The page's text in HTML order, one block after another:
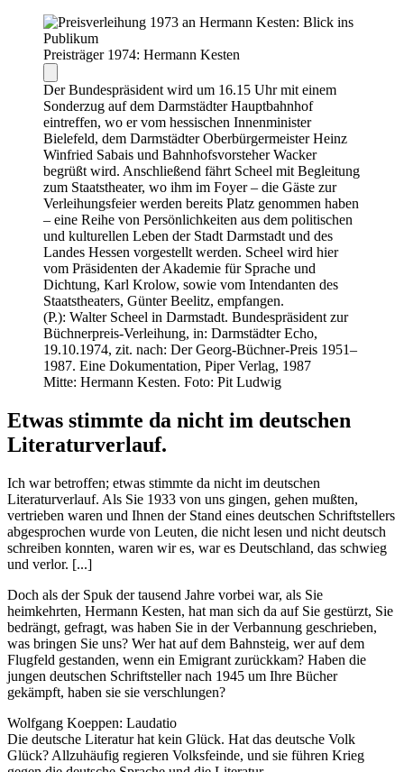
Preisträger 1974: Hermann Kesten
Der Bundespräsident wird um 16.15 Uhr mit einem
Sonderzug auf dem Darmstädter Hauptbahnhof
eintreffen, wo er vom hessischen Innenminister
Bielefeld, dem Darmstädter Oberbürgermeister Heinz
Winfried Sabais und Bahnhofsvorsteher Wacker
begrüßt wird. Anschließend fährt Scheel mit Begleitung
zum Staatstheater, wo ihm im Foyer – die Gäste zur
Verleihungsfeier werden bereits Platz genommen haben
– eine Reihe von Persönlichkeiten aus dem politischen
und kulturellen Leben der Stadt Darmstadt und des
Landes Hessen vorgestellt werden. Scheel wird hier
vom Präsidenten der Akademie für Sprache und
Dichtung, Karl Krolow, sowie vom Intendanten des
Staatstheaters, Günter Beelitz, empfangen.
(P.): Walter Scheel in Darmstadt. Bundespräsident zur
Büchnerpreis-Verleihung, in: Darmstädter Echo,
19.10.1974, zit. nach: Der Georg-Büchner-Preis 1951–
1987. Eine Dokumentation, Piper Verlag, 1987
Mitte: Hermann Kesten. Foto: Pit Ludwig
Etwas stimmte da nicht im deutschen
Literaturverlauf.
Ich war betroffen; etwas stimmte da nicht im deutschen
Literaturverlauf. Als Sie 1933 von uns gingen, gehen mußten,
vertrieben waren und Ihnen der Stand eines deutschen Schriftstellers
abgesprochen wurde von Leuten, die nicht lesen und nicht deutsch
schreiben konnten, waren wir es, war es Deutschland, das schwieg
und verlor. [...]
Doch als der Spuk der tausend Jahre vorbei war, als Sie
heimkehrten, Hermann Kesten, hat man sich da auf Sie gestürzt, Sie
bedrängt, gefragt, was haben Sie in der Verbannung geschrieben,
was bringen Sie uns? Wer hat auf dem Bahnsteig, wer auf dem
Flugfeld gestanden, wenn ein Emigrant zurückkam? Haben die
jungen deutschen Schriftsteller nach 1945 um Ihre Bücher
gekämpft, haben sie sie verschlungen?
Wolfgang Koeppen: Laudatio
Die deutsche Literatur hat kein Glück. Hat das deutsche Volk
Glück? Allzuhäufig regieren Volks­feinde, und sie führen Krieg